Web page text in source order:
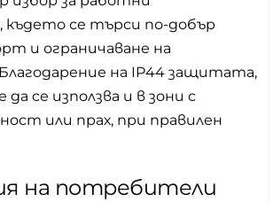
се търси по-добър
и ограничаване на
на IP44 защитата,
се използва и в зони с
или прах, при правилен
на потребители